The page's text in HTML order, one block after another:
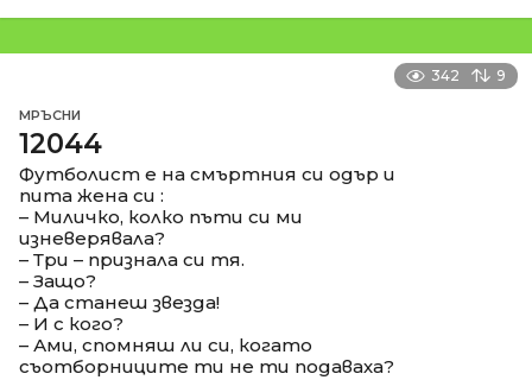
342 9
МРЪСНИ
12044
Футболист е на смъртния си одър и
пита жена си :
– Миличко, колко пъти си ми
изневерявала?
– Три – признала си тя.
– Защо?
– Да станеш звезда!
– И с кого?
– Ами, спомняш ли си, когато
съотборниците ти не ти подаваха?